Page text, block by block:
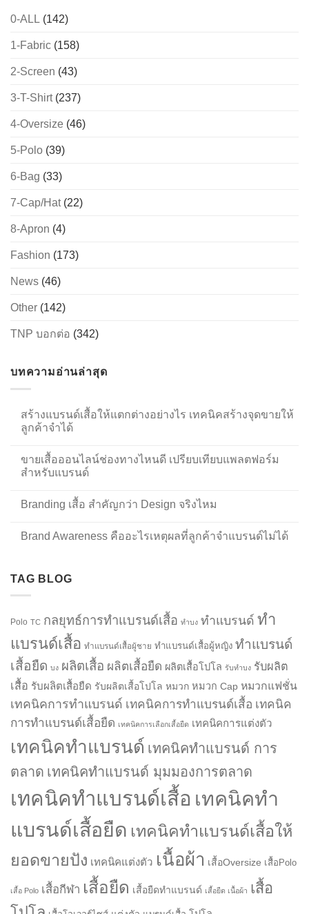
0-ALL (142)
1-Fabric (158)
2-Screen (43)
3-T-Shirt(237)
4-Oversize (46)
5-Polo (39)
6-Bag (33)
7-Cap/Hat(22)
8-Apron (4)
Fashion (173)
News (46)
Other (142)
TNP บอกต่อ (342)
บทความอ่านล่าสุด
สร้างแบรนด์เสื้อให้แตกต่างอย่างไร เทคนิคสร้างจุดขายให้
ลูกค้าจำได้
ขายเสื้อออนไลน์ช่องทางไหนดี เปรียบเทียบแพลตฟอร์ม
สำหรับแบรนด์
Branding เสื้อ สำคัญกว่า Design จริงไหม
Brand Awareness คืออะไรเหตุผลที่ลูกค้าจำแบรนด์ไม่ได้
TAG BLOG
Polo TC กลยุทธ์การทำแบรนด์เสื้อ ทำบง ทำแบรนด์ ทำ
แบรนด์เสื้อ ทำแบรนด์เสื้อผู้ชาย ทำแบรนด์เสื้อผู้หญิง ทำแบรนด์
เสื้อยืด บง ผลิตเสื้อ ผลิตเสื้อยืด ผลิตเสื้อโปโล รับทำบง รับผลิต
เสื้อ รับผลิตเสื้อยืด รับผลิตเสื้อโปโล หมวก หมวก Cap หมวกแฟชั่น
เทคนิคการทำแบรนด์ เทคนิคการทำแบรนด์เสื้อ เทคนิค
การทำแบรนด์เสื้อยืด เทคนิคการเลือกเสื้อยืด เทคนิคการแต่งตัว
เทคนิคทำแบรนด์ เทคนิคทำแบรนด์ การ
ตลาด เทคนิคทำแบรนด์ มุมมองการตลาด
เทคนิคทำแบรนด์เสื้อ เทคนิคทำ
แบรนด์เสื้อยืด เทคนิคทำแบรนด์เสื้อให้
ยอดขายปัง เทคนิคแต่งตัว เนื้อผ้า เสื้อOversize เสื้อPolo
เสื้อ Polo เสื้อกีฬา เสื้อยืด เสื้อยืดทำแบรนด์ เสื้อยืด เนื้อผ้า เสื้อ